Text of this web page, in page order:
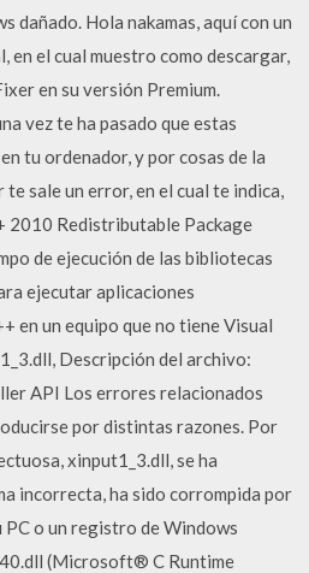
dañado. Hola nakamas, aquí con un
en el cual muestro como descargar,
en su versión Premium.
vez te ha pasado que estas
tu ordenador, y por cosas de la
sale un error, en el cual te indica,
2010 Redistributable Package
de ejecución de las bibliotecas
ejecutar aplicaciones
en un equipo que no tiene Visual
Descripción del archivo:
API Los errores relacionados
por distintas razones. Por
xinput1_3.dll, se ha
incorrecta, ha sido corrompida por
o un registro de Windows
(Microsoft® C Runtime